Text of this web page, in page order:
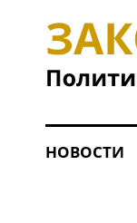
НОВОСТИ